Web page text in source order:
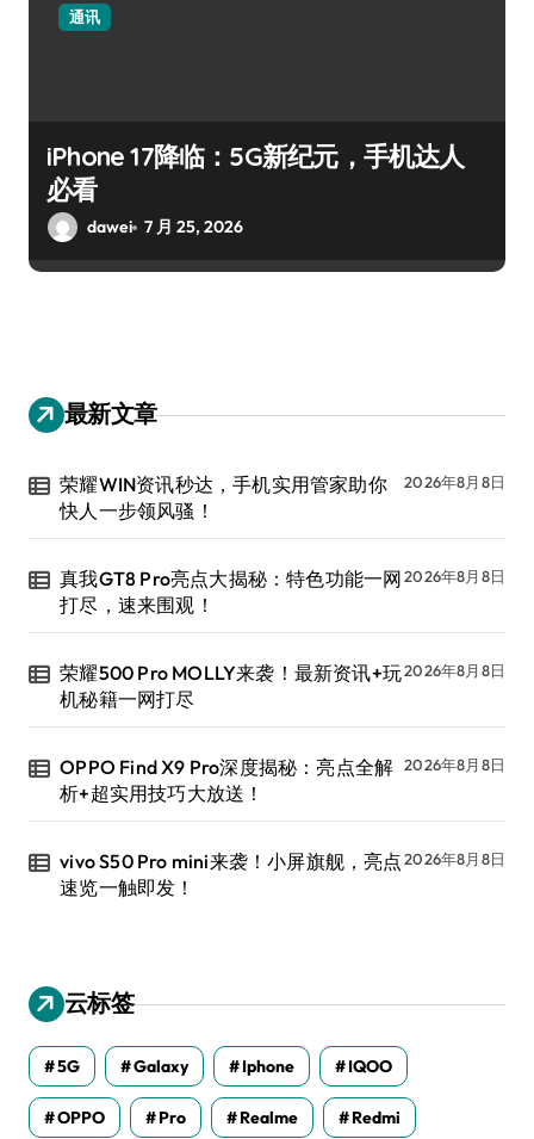
通讯
iPhone 17降临：5G新纪元，手机达人
必看
dawei 7 月 25, 2026
最新文章
荣耀WIN资讯秒达，手机实用管家助你
快人一步领风骚！
2026年8月8日
真我GT8 Pro亮点大揭秘：特色功能一网
打尽，速来围观！
2026年8月8日
荣耀500 Pro MOLLY来袭！最新资讯+玩
机秘籍一网打尽
2026年8月8日
OPPO Find X9 Pro深度揭秘：亮点全解
析+超实用技巧大放送！
2026年8月8日
vivo S50 Pro mini来袭！小屏旗舰，亮点
速览一触即发！
2026年8月8日
云标签
5G Galaxy Iphone IQOO
OPPO Pro Realme Redmi